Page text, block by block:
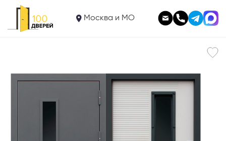
Москва и МО
Входная дверь
Трендор Термо муар серый с окном
69 900
В корзину